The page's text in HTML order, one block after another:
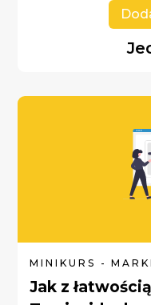
MINIKURS -
Jak z